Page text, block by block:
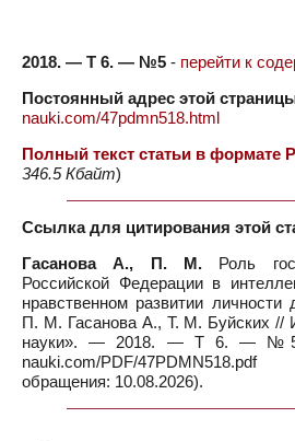
2018. — Т 6. — №5 - перейти к
Постоянный адрес этой
nauki.com/47pdmn518.html
Полный текст статьи в формате
346.5 Кбайт)
Ссылка для цитирования этой
Гасанова А., П. М. Роль
Российской Федерации в
нравственном развитии
П. М. Гасанова А., Т. М. Буйских //
науки». — 2018. — Т 6. —
nauki.com/PDF/
обращения: 10.08.2026).